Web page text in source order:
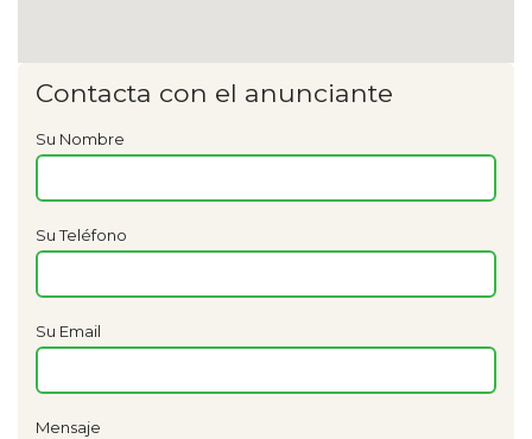
Contacta con el anunciante
Su Nombre
Su Teléfono
Su Email
Mensaje